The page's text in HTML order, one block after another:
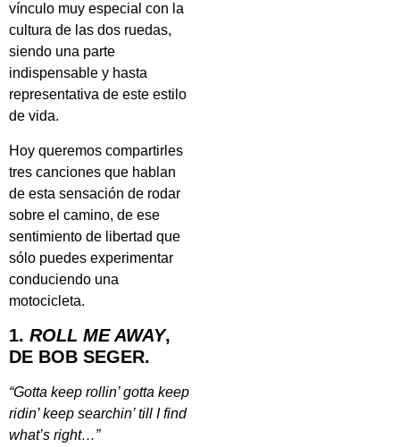
vínculo muy especial con la
cultura de las dos ruedas,
siendo una parte
indispensable y hasta
representativa de este estilo
de vida.
Hoy queremos compartirles
tres canciones que hablan
de esta sensación de rodar
sobre el camino, de ese
sentimiento de libertad que
sólo puedes experimentar
conduciendo una
motocicleta.
1. ROLL ME AWAY,
DE BOB SEGER.
“Gotta keep rollin’ gotta keep
ridin’ keep searchin’ till I find
what’s right…”